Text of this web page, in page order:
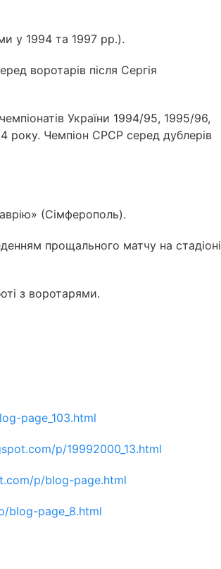
у 1994 та 1997 рр.).
воротарів після Сергія
України 1994/95, 1995/96,
року. Чемпіон СРСР серед дублерів
(Сімферополь).
прощального матчу на стадіоні
з воротарями.
page_103.html
p/19992000_13.html
p/blog-page.html
blog-page_8.html